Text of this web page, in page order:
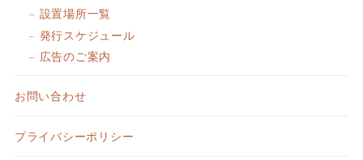
設置場所一覧
発行スケジュール
広告のご案内
お問い合わせ
プライバシーポリシー